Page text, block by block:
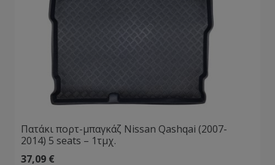
Πατάκι πορτ-μπαγκάζ Nissan Qashqai (2007-
2014) 5 seats – 1τμχ.
37,09 €